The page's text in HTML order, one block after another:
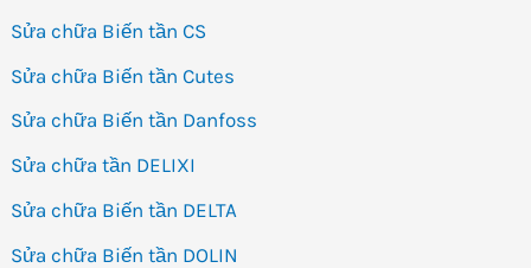
Sửa chữa Biến tần CS
Sửa chữa Biến tần Cutes
Sửa chữa Biến tần Danfoss
Sửa chữa tần DELIXI
Sửa chữa Biến tần DELTA
Sửa chữa Biến tần DOLIN